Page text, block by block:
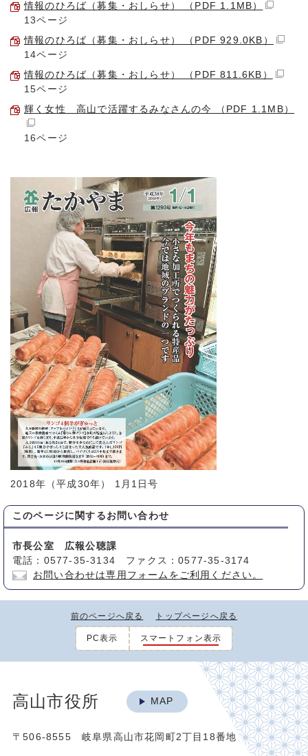
情報のひろば（募集・おしらせ） （PDF 1.1MB）
13ページ
情報のひろば（募集・おしらせ） （PDF 929.0KB）
14ページ
情報のひろば（募集・おしらせ） （PDF 811.6KB）
15ページ
輝く女性 高山で活躍するみなさんの今 （PDF 1.1MB）
16ページ
2018年（平成30年） 1月1日号
このページに関する お問い合わせ
市長公室 広報公聴課
電話：0577-35-3134 ファクス：0577-35-3174
お問い合わせは専用フォームをご利用ください。
前のページへ戻る トップページへ戻る
PC表示 スマートフォン表示
高山市役所 MAP
〒506-8555 岐阜県高山市花岡町2丁目18番地